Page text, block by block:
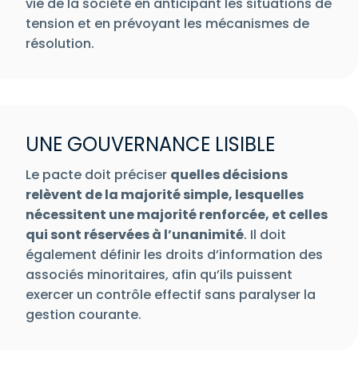
tension et en prévoyant les mécanismes de
résolution.
UNE GOUVERNANCE LISIBLE
Le pacte doit préciser quelles décisions
relèvent de la majorité simple, lesquelles
nécessitent une majorité renforcée, et celles
qui sont réservées à l’unanimité. Il doit
également définir les droits d’information des
associés minoritaires, afin qu’ils puissent
exercer un contrôle effectif sans paralyser la
gestion courante.